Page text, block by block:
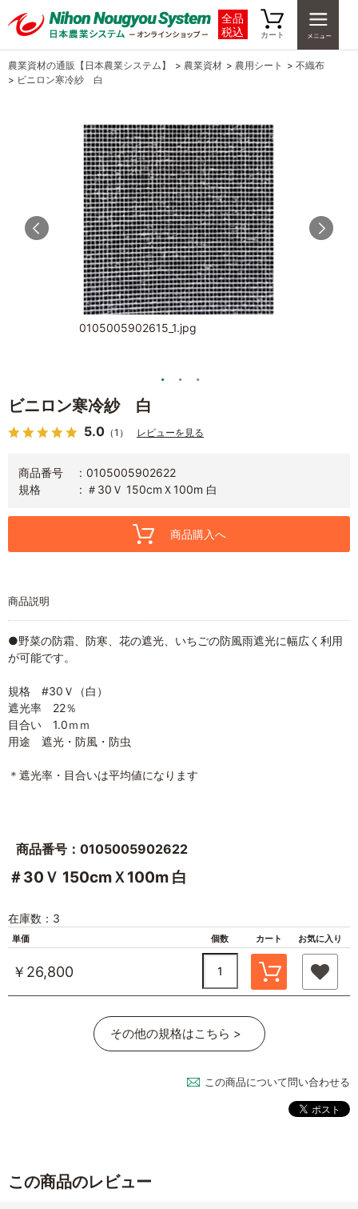
全品
税込
カート
農業資材の通販【日本農業システム】 > 農業資材 > 農用シート > 不織布
> ビニロン寒冷紗 白
0105005902615_1.jpg
ビニロン寒冷紗 白
5.0 （1） レビューを見る
商品番号
0105005902622
規格
＃30Ｖ 150cmＸ100m 白
商品購入へ
商品説明
●野菜の防霜、防寒、花の遮光、いちごの防風雨遮光に幅広く利用
が可能です。
規格 #30Ｖ（白）
遮光率 22％
目合い 1.0ｍｍ
用途 遮光・防風・防虫
＊遮光率・目合いは平均値になります
商品番号：0105005902622
＃30Ｖ 150cmＸ100m 白
在庫数：3
単価 個数 カート お気に入り
￥26,800
その他の規格はこちら >
この商品について問い合わせる
この商品のレビュー